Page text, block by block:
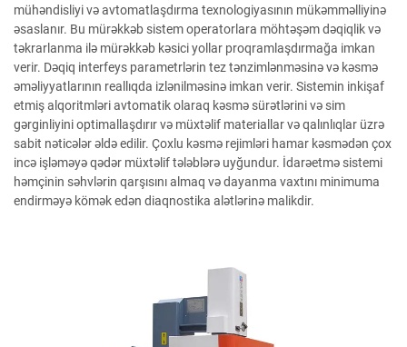
mühəndisliyi və avtomatlaşdırma texnologiyasının mükəmməlliyinə
əsaslanır. Bu mürəkkəb sistem operatorlara möhtəşəm dəqiqlik və
təkrarlanma ilə mürəkkəb kəsici yollar proqramlaşdırmağa imkan
verir. Dəqiq interfeys parametrlərin tez tənzimlənməsinə və kəsmə
əməliyyatlarının reallıqda izlənilməsinə imkan verir. Sistemin inkişaf
etmiş alqoritmləri avtomatik olaraq kəsmə sürətlərini və sim
gərginliyini optimallaşdırır və müxtəlif materiallar və qalınlıqlar üzrə
sabit nəticələr əldə edilir. Çoxlu kəsmə rejimləri hamar kəsmədən çox
incə işləməyə qədər müxtəlif tələblərə uyğundur. İdarəetmə sistemi
həmçinin səhvlərin qarşısını almaq və dayanma vaxtını minimuma
endirməyə kömək edən diaqnostika alətlərinə malikdir.